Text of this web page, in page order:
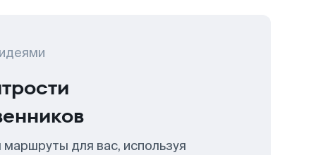
для вас, используя